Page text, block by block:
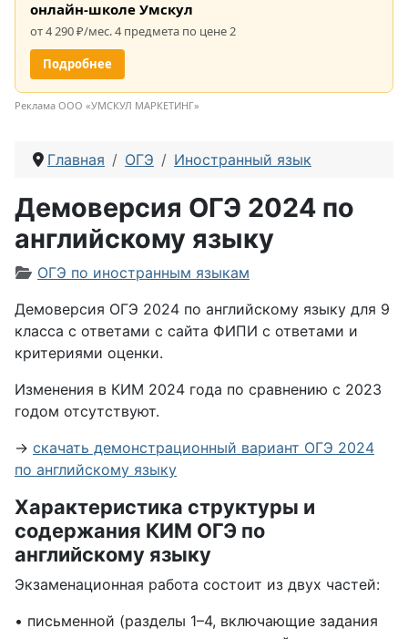
онлайн-школе Умскул
от 4 290 ₽/мес. 4 предмета по цене 2
Подробнее
Реклама ООО «УМСКУЛ МАРКЕТИНГ»
Главная ОГЭ Иностранный язык
Демоверсия ОГЭ 2024 по
английскому языку
Информация о материале
ОГЭ по иностранным языкам
Демоверсия ОГЭ 2024 по английскому языку для 9
класса с ответами с сайта ФИПИ с ответами и
критериями оценки.
Изменения в КИМ 2024 года по сравнению с 2023
годом отсутствуют.
→ скачать демонстрационный вариант OГЭ 2024
по английскому языку
Характеристика структуры и
содержания КИМ ОГЭ по
английскому языку
Экзаменационная работа состоит из двух частей:
• письменной (разделы 1–4, включающие задания